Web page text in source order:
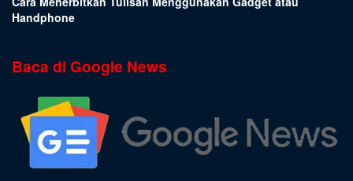
Handphone
Baca di Google News